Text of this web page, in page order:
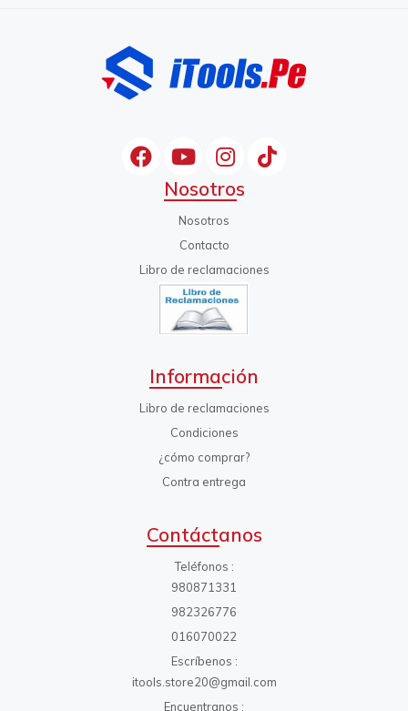
Nosotros
Nosotros
Contacto
Libro de reclamaciones
Información
Libro de reclamaciones
Condiciones
¿cómo comprar?
Contra entrega
Contáctanos
Teléfonos
980871331
982326776
016070022
Escríbenos
itools.store20@gmail.com
Encuentranos